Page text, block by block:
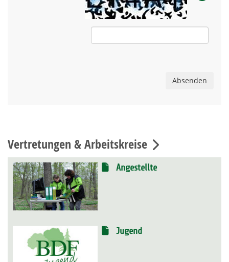
Absenden
Vertretungen & Arbeitskreise
Angestellte
Jugend